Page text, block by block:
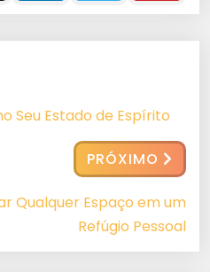
Seu Estado de Espírito
PRÓXIMO
Qualquer Espaço em um
Refúgio Pessoal